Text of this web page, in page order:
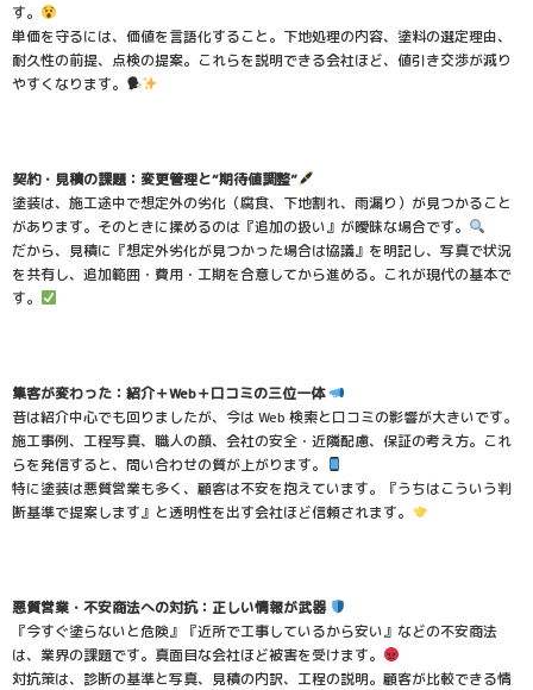
す。
単価を守るには、価値を言語化すること。下地処理の内容、塗料の選定理由、
耐久性の前提、点検の提案。これらを説明できる会社ほど、値引き交渉が減り
やすくなります。
契約・見積の課題：変更管理と“期待値調整”
塗装は、施工途中で想定外の劣化（腐食、下地割れ、雨漏り）が見つかること
があります。そのときに揉めるのは『追加の扱い』が曖昧な場合です。
だから、見積に『想定外劣化が見つかった場合は協議』を明記し、写真で状況
を共有し、追加範囲・費用・工期を合意してから進める。これが現代の基本で
す。
集客が変わった：紹介＋Web＋口コミの三位一体
昔は紹介中心でも回りましたが、今は Web 検索と口コミの影響が大きいです。
施工事例、工程写真、職人の顔、会社の安全・近隣配慮、保証の考え方。これ
らを発信すると、問い合わせの質が上がります。
特に塗装は悪質営業も多く、顧客は不安を抱えています。『うちはこういう判
断基準で提案します』と透明性を出す会社ほど信頼されます。
悪質営業・不安商法への対抗：正しい情報が武器
『今すぐ塗らないと危険』『近所で工事しているから安い』などの不安商法
は、業界の課題です。真面目な会社ほど被害を受けます。
対抗策は、診断の基準と写真、見積の内訳、工程の説明。顧客が比較できる情